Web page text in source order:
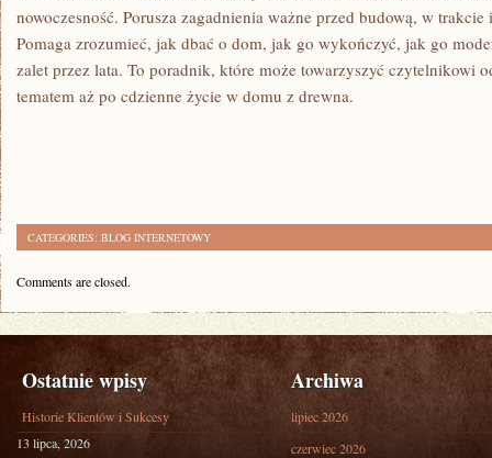
nowoczesność. Porusza zagadnienia ważne przed budową, w
Pomaga zrozumieć, jak dbać o dom, jak go wykończyć, jak go
zalet przez lata. To poradnik, które może towarzyszyć czytelnikowi
tematem aż po cdzienne życie w domu z drewna.
CATEGORIES: BLOG INTERNETOWY
Comments are closed.
Ostatnie wpisy
Historie Klientów i Sukcesy
13 lipca, 2026
Archiwa
lipiec 2026
czerwiec 2026